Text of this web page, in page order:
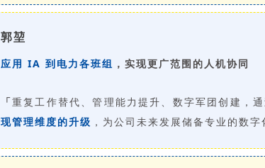
郭堃
应用 IA 到电力各班组 ，实现更广范围的人机协同
「重复工作替代、管理能力提升、数字军团创建，
现管理维度的升级 ，为公司未来发展储备专业的数字